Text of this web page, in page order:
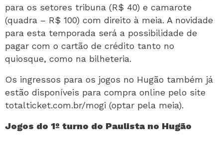
para os setores tribuna (R$ 40) e camarote
(quadra – R$ 100) com direito à meia. A novidade
para esta temporada será a possibilidade de
pagar com o cartão de crédito tanto no
quiosque, como na bilheteria.
Os ingressos para os jogos no Hugão também já
estão disponíveis para compra online pelo site
totalticket.com.br/mogi (optar pela meia).
Jogos do 1º turno do Paulista no Hugão